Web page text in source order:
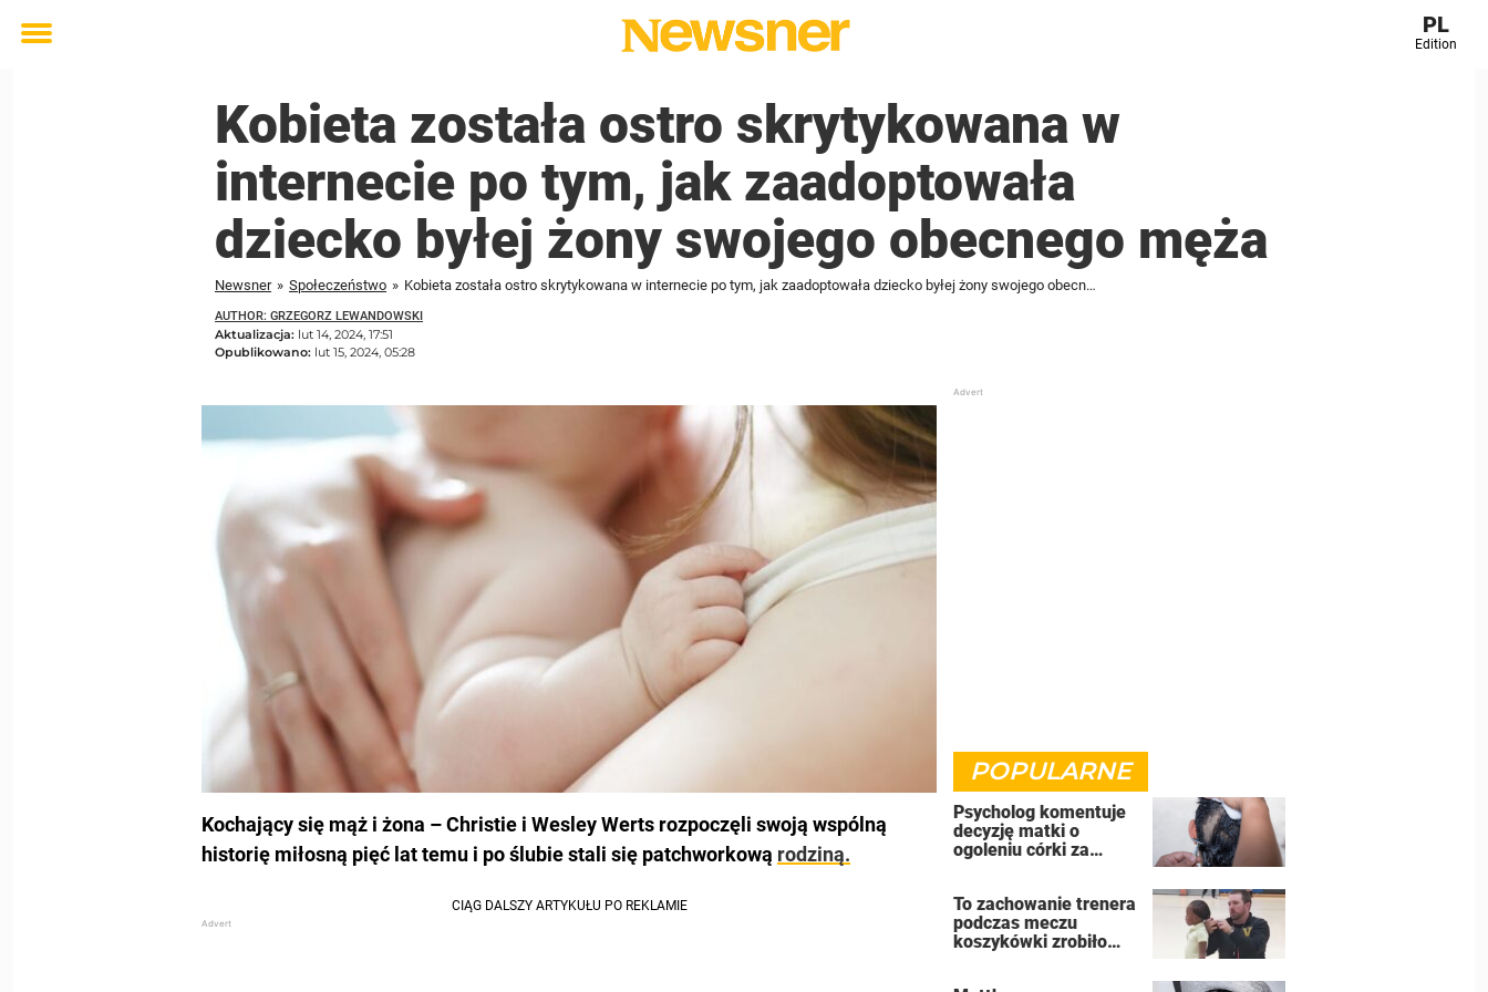
Toggle
PL
Edition
Kobieta została ostro skrytykowana w
internecie po tym, jak zaadoptowała
dziecko byłej żony swojego obecnego męża
Newsner » Społeczeństwo » Kobieta została ostro skrytykowana w internecie po tym, jak zaadoptowała dziecko byłej żony swojego obecnego męża
AUTHOR: GRZEGORZ LEWANDOWSKI
Aktualizacja: lut 14, 2024, 17:51
Opublikowano: lut 15, 2024, 05:28
Kochający się mąż i żona – Christie i Wesley Werts rozpoczęli swoją wspólną
historię miłosną pięć lat temu i po ślubie stali się patchworkową rodziną.
POPULARNE
Psycholog komentuje
decyzję matki o
ogoleniu córki za
To zachowanie trenera
podczas meczu
koszykówki zrobiło